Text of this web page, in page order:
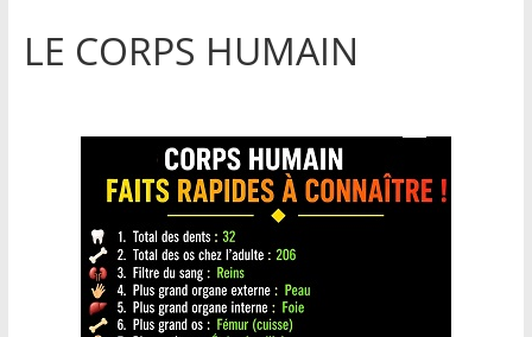
LE CORPS HUMAIN